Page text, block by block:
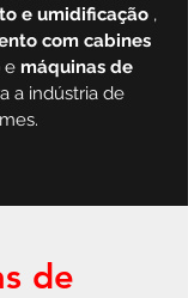
e umidificação,
com cabines
e máquinas de
a indústria de
de